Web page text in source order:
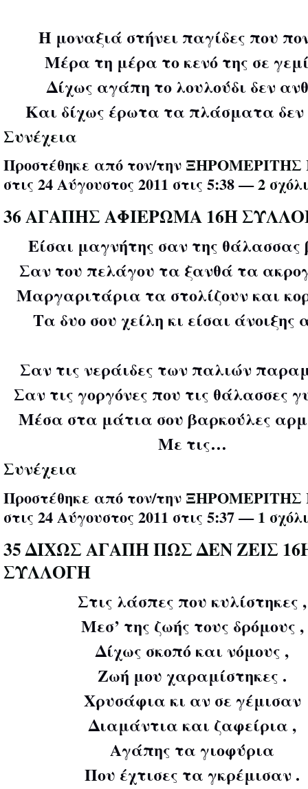
Η μοναξιά στήνει παγίδες που
Μέρα τη μέρα το κενό της σε
Δίχως αγάπη το λουλούδι δεν
Και δίχως έρωτα τα πλάσματα
Συνέχεια
Προστέθηκε από τον/την ΞΗΡΟΜΕΡΙΤΗΣ
στις 24 Αύγουστος 2011 στις 5:38 —2
36 ΑΓΑΠΗΣ ΑΦΙΕΡΩΜΑ 16Η
Είσαι μαγνήτης σαν της θάλασσας
Σαν του πελάγου τα ξανθά τα
Μαργαριτάρια τα στολίζουν και
Τα δυο σου χείλη κι είσαι άνοιξης
Σαν τις νεράιδες των παλιών
Σαν τις γοργόνες που τις θάλασσες
Μέσα στα μάτια σου βαρκούλες
Με τις…
Συνέχεια
Προστέθηκε από τον/την ΞΗΡΟΜΕΡΙΤΗΣ
στις 24 Αύγουστος 2011 στις 5:37 —1
35 ΔΙΧΩΣ ΑΓΑΠΗ ΠΩΣ ΔΕΝ ΖΕΙΣ
ΣΥΛΛΟΓΗ
Στις λάσπες που κυλίστηκες ,
Μεσ’ της ζωής τους δρόμους ,
Δίχως σκοπό και νόμους ,
Ζωή μου χαραμίστηκες .
Χρυσάφια κι αν σε γέμισαν
Διαμάντια και ζαφείρια ,
Αγάπης τα γιοφύρια
Που έχτισες τα γκρέμισαν .